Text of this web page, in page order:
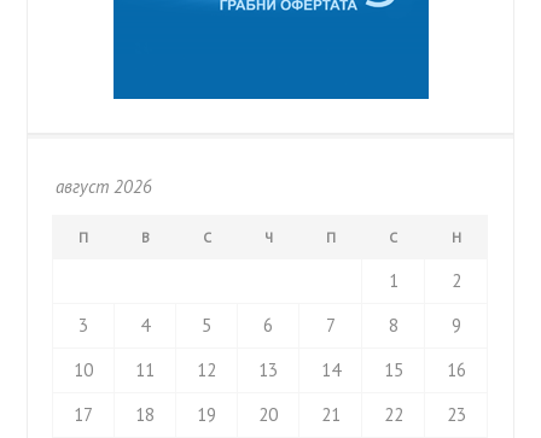
август 2026
П В С Ч П С Н
1
2
3
4 5 6 7 8
9
10
11 12 13 14 15
16
17
18 19 20 21 22 23